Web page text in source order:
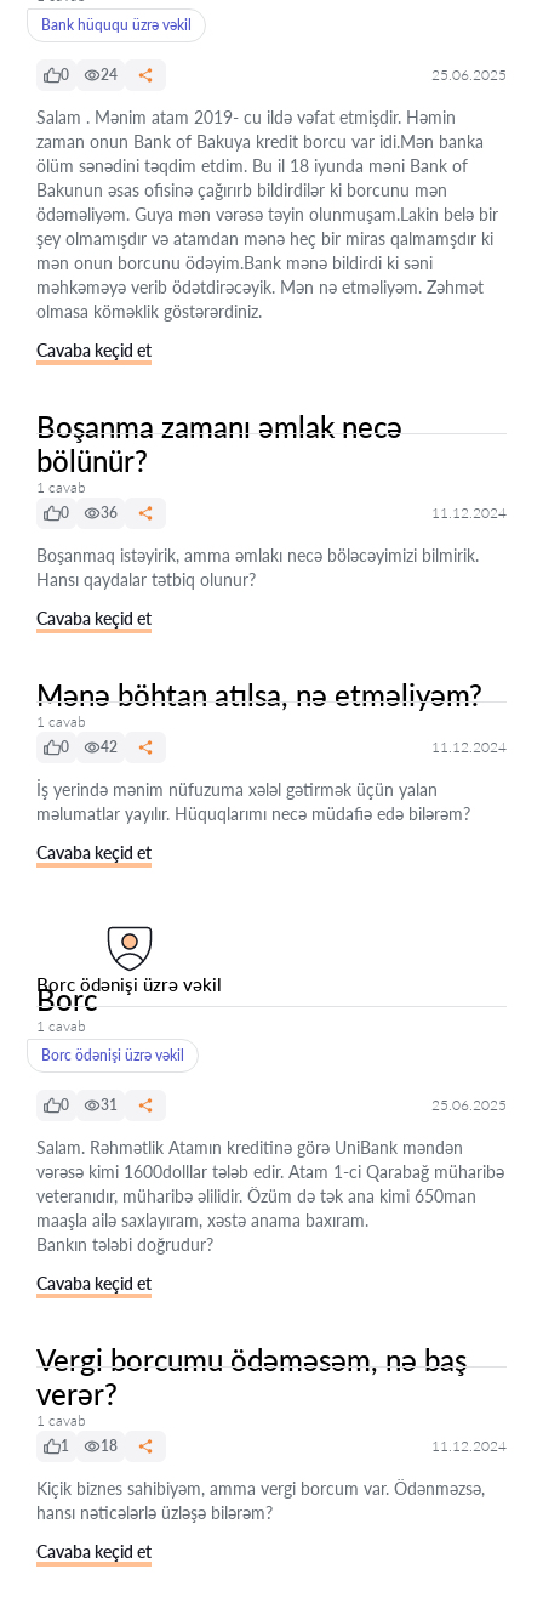
Bank hüququ üzrə vəkil
0 24 25.06.2025
Salam . Mənim atam 2019- cu ildə vəfat etmişdir. Həmin
zaman onun Bank of Bakuya kredit borcu var idi.Mən banka
ölüm sənədini təqdim etdim. Bu il 18 iyunda məni Bank of
Bakunun əsas ofisinə çağırırb bildirdilər ki borcunu mən
ödəməliyəm. Guya mən vərəsə təyin olunmuşam.Lakin belə bir
şey olmamışdır və atamdan mənə heç bir miras qalmamşdır ki
mən onun borcunu ödəyim.Bank mənə bildirdi ki səni
məhkəməyə verib ödətdirəcəyik. Mən nə etməliyəm. Zəhmət
olmasa köməklik göstərərdiniz.
Cavaba keçid et
Boşanma zamanı əmlak necə
bölünür?
1 cavab
0
36 11.12.2024
Boşanmaq istəyirik, amma əmlakı necə böləcəyimizi bilmirik.
Hansı qaydalar tətbiq olunur?
Cavaba keçid et
Mənə böhtan atılsa, nə etməliyəm?
1 cavab
0
42 11.12.2024
İş yerində mənim nüfuzuma xələl gətirmək üçün yalan
məlumatlar yayılır. Hüquqlarımı necə müdafiə edə bilərəm?
Cavaba keçid et
Borc ödənişi üzrə vəkil
Borc
1 cavab
Borc ödənişi üzrə vəkil
0 31 25.06.2025
Salam. Rəhmətlik Atamın kreditinə görə UniBank məndən
vərəsə kimi 1600dolllar tələb edir. Atam 1-ci Qarabağ müharibə
veteranıdır, müharibə əlilidir. Özüm də tək ana kimi 650man
maaşla ailə saxlayıram, xəstə anama baxıram.
Bankın tələbi doğrudur?
Cavaba keçid et
Vergi borcumu ödəməsəm, nə baş
verər?
1 cavab
1
18 11.12.2024
Kiçik biznes sahibiyəm, amma vergi borcum var. Ödənməzsə,
hansı nəticələrlə üzləşə bilərəm?
Cavaba keçid et